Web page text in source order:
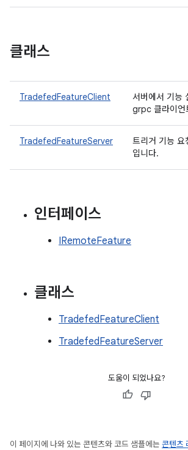
클래스
TradefedFeatureClient
서버에서 기능
grpc 클라이언
TradefedFeatureServer
트리거 기능 요
입니다.
인터페이스
IRemoteFeature
클래스
TradefedFeatureClient
TradefedFeatureServer
도움이 되었나요?
이 페이지에 나와 있는 콘텐츠와 코드 샘플에는 콘텐츠